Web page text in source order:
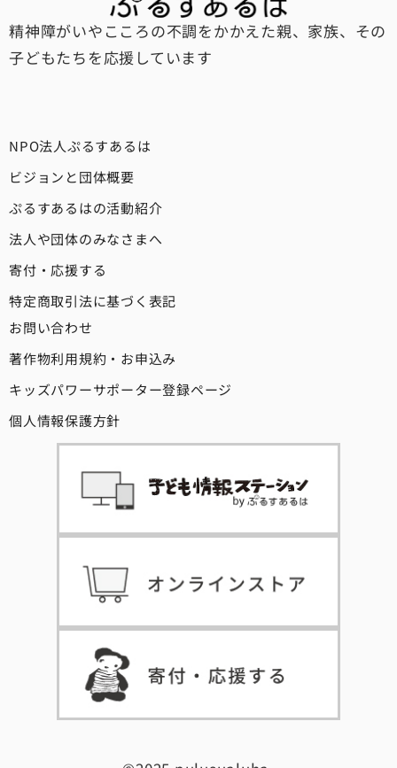
精神障がいやこころの不調をかかえた親、家族、その
子どもたちを応援しています
NPO法人ぷるすあるは
ビジョンと団体概要
ぷるすあるはの活動紹介
法人や団体のみなさまへ
寄付・応援する
特定商取引法に基づく表記
お問い合わせ
著作物利用規約・お申込み
キッズパワーサポーター登録ページ
個人情報保護方針